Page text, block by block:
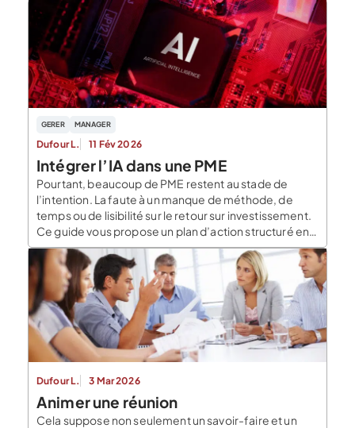
fonctionnement d’une entreprise ? Quel est le rôle
économique du comité social et économique ? Les
[…]
GERER MANAGER
Dufour L. 11 Fév 2026
Intégrer l’IA dans une PME
Pourtant, beaucoup de PME restent au stade de
l’intention. La faute à un manque de méthode, de
temps ou de lisibilité sur le retour sur investissement.
Ce guide vous propose un plan d’action structuré en 5
étapes, nourri de retours terrain, pour vous lancer
avec confiance. En 2025, l’intelligence artificielle
n’est plus une promesse futuriste […]
Dufour L. 3 Mar 2026
Animer une réunion
Cela suppose non seulement un savoir-faire et un